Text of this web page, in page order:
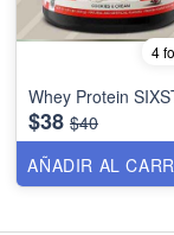
4
Whey Protein
$38 $40
AÑADIR AL